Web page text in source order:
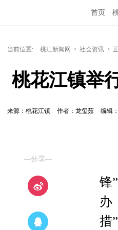
首页
当前位置: 桃江新闻网 > 社会资讯 >
桃花江镇举
来源：桃花江镇 作者：龙玺茹 编辑
—分享—
锋
办
措